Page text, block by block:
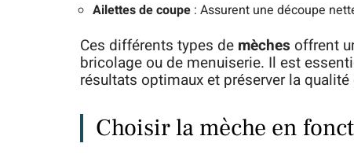
Ailettes de coupe : Assurent une découpe
Ces différents types de mèches offrent
bricolage ou de menuiserie. Il est
résultats optimaux et préserver la qualité
Choisir la mèche en